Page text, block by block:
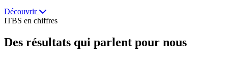
Découvrir
ITBS en chiffres
Des résultats qui parlent pour nous